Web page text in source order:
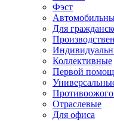
Фэст
Для
Коллективные
Первой
Отраслевые
Для офиса